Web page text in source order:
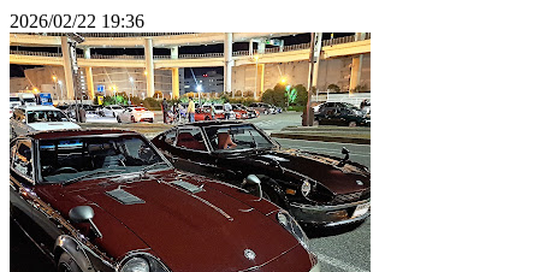
2026/02/22 19:36